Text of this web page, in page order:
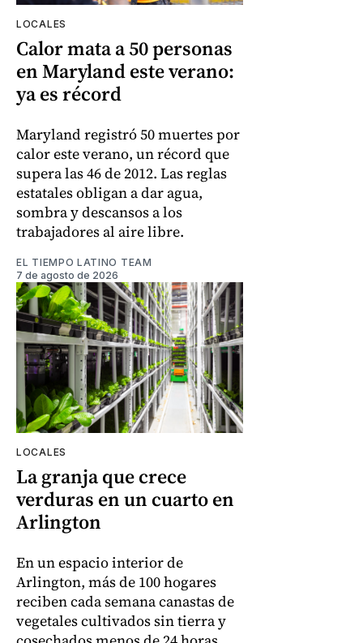
LOCALES
Calor mata a 50 personas
en Maryland este verano:
ya es récord
Maryland registró 50 muertes por
calor este verano, un récord que
supera las 46 de 2012. Las reglas
estatales obligan a dar agua,
sombra y descansos a los
trabajadores al aire libre.
EL TIEMPO LATINO TEAM
7 de agosto de 2026
LOCALES
La granja que crece
verduras en un cuarto en
Arlington
En un espacio interior de
Arlington, más de 100 hogares
reciben cada semana canastas de
vegetales cultivados sin tierra y